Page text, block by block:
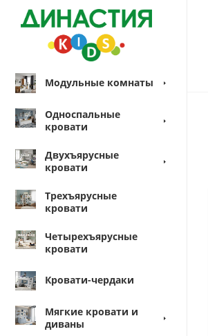
Модульные комнаты
Односпальные
кровати
Двухъярусные
кровати
Трехъярусные
кровати
Четырехъярусные
кровати
Кровати-чердаки
Мягкие кровати и
диваны